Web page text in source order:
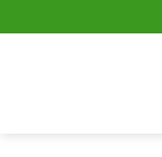
to